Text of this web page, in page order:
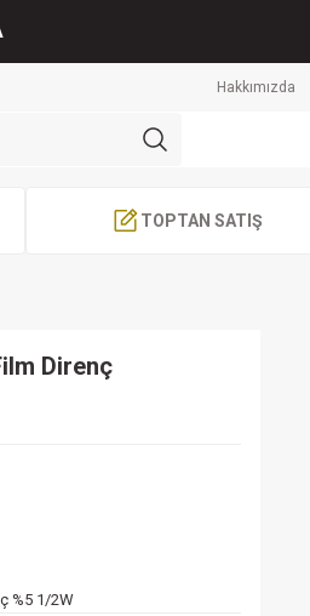
Hakkımızda
TOPTAN SATIŞ
Direnç
%5 1/2W